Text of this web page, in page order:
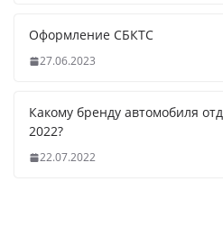
Оформление СБКТС
27.06.2023
Какому бренду автомобиля
2022?
22.07.2022